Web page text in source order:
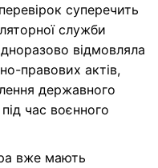
суперечить
служби
відмовляла
правових актів,
державного
час воєнного
вже мають